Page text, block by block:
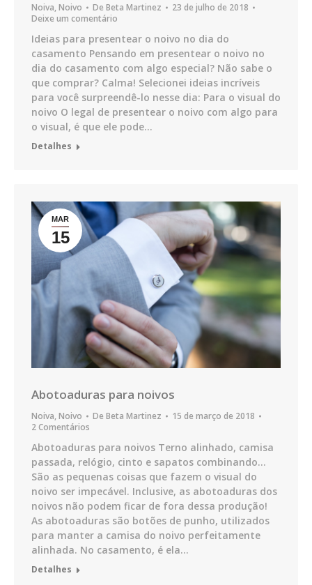
Noiva,Noivo De Beta Martinez
23 de julho de 2018
Deixe um comentário
Ideias para presentear o noivo no dia do
casamento Pensando em presentear o noivo no
dia do casamento com algo especial? Não sabe o
que comprar? Calma! Selecionei ideias incríveis
para você surpreendê-lo nesse dia: Para o visual do
noivo O legal de presentear o noivo com algo para
o visual, é que ele pode…
Detalhes
MAR
15
Abotoaduras para noivos
Noiva,Noivo De Beta Martinez
15 de março de 2018
2 Comentários
Abotoaduras para noivos Terno alinhado, camisa
passada, relógio, cinto e sapatos combinando…
São as pequenas coisas que fazem o visual do
noivo ser impecável. Inclusive, as abotoaduras dos
noivos não podem ficar de fora dessa produção!
As abotoaduras são botões de punho, utilizados
para manter a camisa do noivo perfeitamente
alinhada. No casamento, é ela…
Detalhes